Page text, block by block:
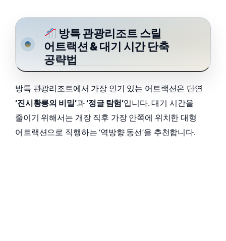
방특 관광리조트 스릴
어트랙션 & 대기 시간 단축
공략법
방특 관광리조트에서 가장 인기 있는 어트랙션은 단연
‘진시황릉의 비밀’과 ‘정글 탐험’입니다. 대기 시간을
줄이기 위해서는 개장 직후 가장 안쪽에 위치한 대형
어트랙션으로 직행하는 ‘역방향 동선’을 추천합니다.